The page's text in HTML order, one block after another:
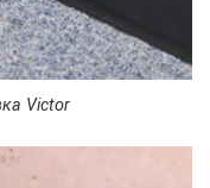
Victor